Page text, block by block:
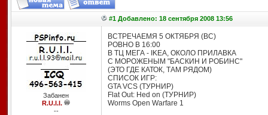
#1 Добавлено: 18 сентября 2008 13:56
Забанен
R.U.l.l.
--
ВСТРЕЧАЕМЯ 5 ОКТЯБРЯ (ВС)
РОВНО В 16:00
В ТЦ МЕГА - IKEA, ОКОЛО ПРИЛАВКА
С МОРОЖЕНЫМ "БАСКИН И РОБИНС"
(ЭТО ГДЕ КАТОК, ТАМ РЯДОМ)
СПИСОК ИГР:
GTA VCS (ТУРНИР)
Flat Out: Hed on (ТУРНИР)
Worms Open Warfare 1